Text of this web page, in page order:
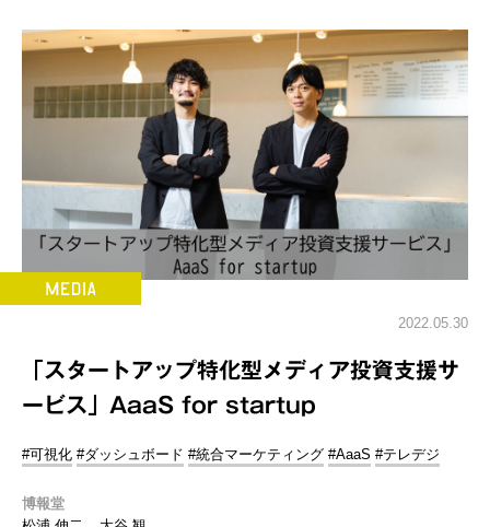
2022.05.30
「スタートアップ特化型メディア投資支援サ
ービス」AaaS for startup
#可視化 #ダッシュボード #統合マーケティング #AaaS #テレデジ
博報堂